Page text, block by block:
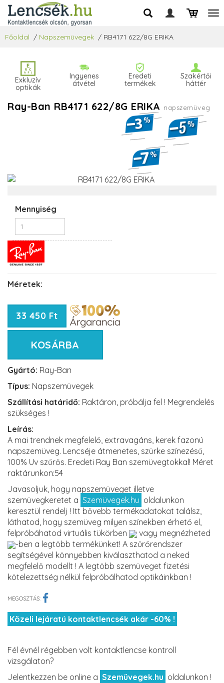
Főoldal / Napszemüvegek / RB4171 622/8G ERIKA
Exkluzív
optikák
Ingyenes
átvétel
Eredeti
termékek
Szakértői
háttér
Ray-Ban RB4171 622/8G ERIKA napszemüveg
Mennyiség
Méretek:
33 450 Ft
KOSÁRBA
Gyártó: Ray-Ban
Típus: Napszemüvegek
Szállítási határidő: Raktáron, próbálja fel ! Megrendelés
szükséges !
Leírás:
A mai trendnek megfelelő, extravagáns, kerek fazonú
napszemüveg. Lencséje átmenetes, szürke színezésű,
100% Uv szűrős. Eredeti Ray Ban szemüvegtokkal! Méret
raktárunkon:54
Javasoljuk, hogy napszemüveget illetve
szemüvegkeretet a Szemüvegek.hu oldalunkon
keresztül rendelj ! Itt bővebb termékadatokat találsz,
láthatod, hogy szemüveg milyen színekben érhető el,
felpróbáhatod virtuális tükörben
vagy megnézheted
-ben a legtöbb termékünket! A szűrőrendszer
segítségével könnyebben kiválaszthatod a neked
megfelelő modellt ! A legtöbb szemüveget fizetési
kötelezettség nélkül felpróbálhatod optikáinkban !
MEGOSZTÁS:
Közeli lejáratú kontaktlencsék akár -60% !
Fél évnél régebben volt kontaktlencse kontroll
vizsgálaton?
Jelentkezzen be online a Szemüvegek.hu oldalunkon !